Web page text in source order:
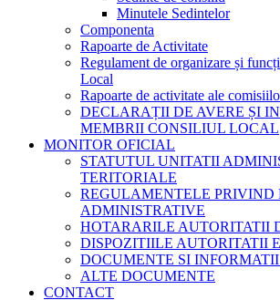
Minutele Sedintelor
Componenta
Rapoarte de Activitate
Regulament de organizare și
Local
Rapoarte de activitate ale
DECLARAȚII DE AVERE ȘI
MEMBRII CONSILIUL LOCAL
MONITOR OFICIAL
STATUTUL UNITATII
TERITORIALE
REGULAMENTELE PRIVIND
ADMINISTRATIVE
HOTARARILE AUTORITATII
DISPOZITIILE AUTORITATII
DOCUMENTE SI
ALTE DOCUMENTE
CONTACT